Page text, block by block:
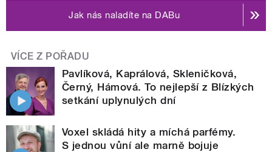
Jak nás naladíte na DABu
VÍCE Z POŘADU
Pavlíková, Kaprálová, Skleničková,
Černý, Hámová. To nejlepší z Blízkých
setkání uplynulých dní
Voxel skládá hity a míchá parfémy.
S jednou vůní ale marně bojuje